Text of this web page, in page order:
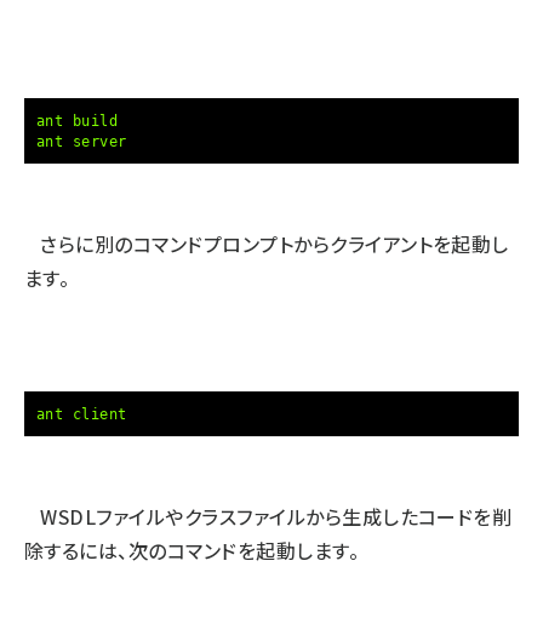
ant build
ant server
さらに別のコマンドプロンプトからクライアントを起動し
ます。
ant client
WSDLファイルやクラスファイルから生成したコードを削
除するには、次のコマンドを起動します。